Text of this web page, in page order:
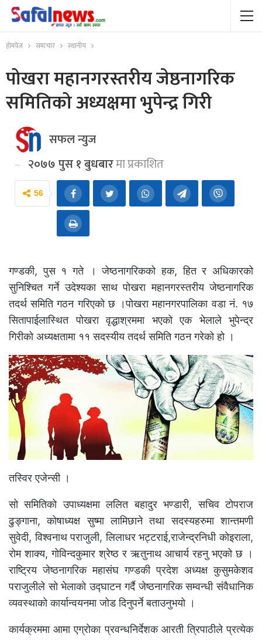
होमपेज समाचार स्थानीय
पोखरा महानगरस्तरीय जेष्ठनागरिक
समितिको अध्यक्षमा भुपेन्द्र गिरी
सफल न्युज
२०७७ पुस १ बुधबारमा प्रकाशित
56
गण्डकी, पुस १ गते । जेष्ठनागरिकको हक, हित र अधिकारको
सुनिश्चित गर्ने उदेश्यका साथ पोखरा महानगरस्तरीय जेष्ठनागरिक
तदर्थ समिति गठन गरिएको छ ।पोखरा महानगरपालिका वडा नं. १७
सितापाईलास्थित पोखरा वृद्धाश्रममा भएको एक भेलाले भुपेन्द्र
गिरीको अध्यक्षतामा ११ सदस्यीय तदर्थ समिति गठन गरेको हो ।
तस्विर एजेन्सी ।
सो समितिको उपाध्यक्षमा ललित बहादुर भण्डारी, सचिव टोपराज
ढुङ्गाना, कोषाध्यक्ष सुष्मा लामिछाने तथा सदस्यहरुमा शान्तमणी
सुवेदी, विश्वनाथ पराजुली, लिलाधर भट्टराई,राजेन्द्रनिधी कोइराला,
रोम शाक्य, गोविन्दकुमार श्रेष्ठ र ऋतुनाथ आचार्य रहनु भएको छ ।
राष्ट्रिय जेष्ठनागरिक महासंघ गण्डकी प्रदेश अध्यक्ष कुसुमकेशव
पराजुलीले सो भेलाको उद्घाटन गर्दै जेष्ठनागरिक सम्वन्धी संवैधानिक
व्यवस्थाको कार्यान्वयनमा जोड दिनुपर्ने बताउनुभयो ।
कार्यक्रममा आमा एग्रोका प्रवन्धनिर्देशक आरती त्रिपाठीले प्रत्येक